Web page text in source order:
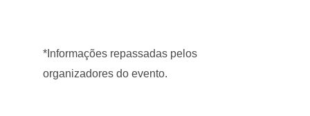
*Informações repassadas pelos
organizadores do evento.